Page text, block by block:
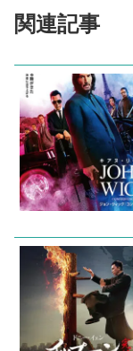
関連記事